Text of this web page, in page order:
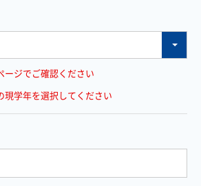
ジでご確認ください
学年を選択してください